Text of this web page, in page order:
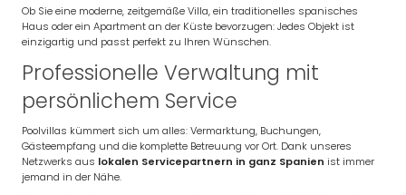
Ob Sie eine moderne, zeitgemäße Villa, ein traditionelles spanisches
Haus oder ein Apartment an der Küste bevorzugen: Jedes Objekt ist
einzigartig und passt perfekt zu Ihren Wünschen.
Professionelle Verwaltung mit
persönlichem Service
Poolvillas kümmert sich um alles: Vermarktung, Buchungen,
Gästeempfang und die komplette Betreuung vor Ort. Dank unseres
Netzwerks aus lokalen Servicepartnern in ganz Spanien ist immer
jemand in der Nähe.